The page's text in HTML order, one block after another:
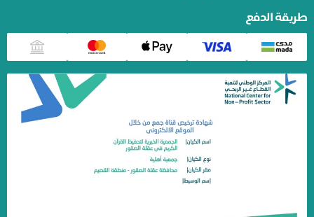
طريقة الدفع